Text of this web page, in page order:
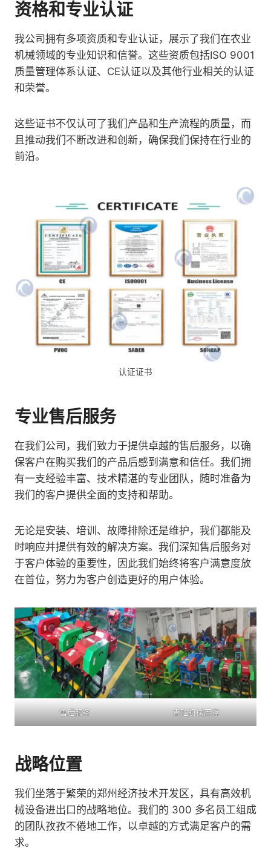
资格和专业认证
我公司拥有多项资质和专业认证，展示了我们在农业
机械领域的专业知识和信誉。这些资质包括ISO 9001
质量管理体系认证、CE认证以及其他行业相关的认证
和荣誉。
这些证书不仅认可了我们产品和生产流程的质量，而
且推动我们不断改进和创新，确保我们保持在行业的
前沿。
认证证书
专业售后服务
在我们公司，我们致力于提供卓越的售后服务，以确
保客户在购买我们的产品后感到满意和信任。我们拥
有一支经验丰富、技术精湛的专业团队，随时准备为
我们的客户提供全面的支持和帮助。
无论是安装、培训、故障排除还是维护，我们都能及
时响应并提供有效的解决方案。我们深知售后服务对
于客户体验的重要性，因此我们始终将客户满意度放
在首位，努力为客户创造更好的用户体验。
售后服务 青贮机械库存
战略位置
我们坐落于繁荣的郑州经济技术开发区，具有高效机
械设备进出口的战略地位。我们的 300 多名员工组成
的团队孜孜不倦地工作，以卓越的方式满足客户的需
求。